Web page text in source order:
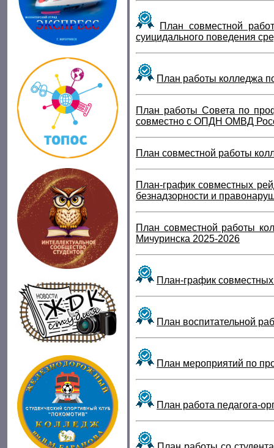
План совместной
суицидального поведения
План работы колледжа
План работы Совета по
совместно с ОПДН ОМВД
План совместной работы
План-график совместных
безнадзорности и
План совместной работы
Мичуринска 2025-2026
План-график
План воспитательной
План мероприятий по
План работа педагога-